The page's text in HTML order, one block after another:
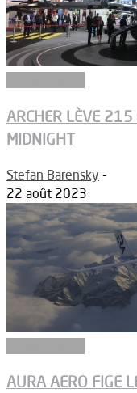
ARCHER LÈVE 215
MIDNIGHT
Stefan Barensky -
22 août 2023
AURA AERO FIGE